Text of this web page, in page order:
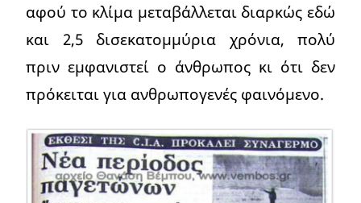
αφού το κλίμα μεταβάλλεται διαρκώς εδώ
και 2,5 δισεκατομμύρια χρόνια, πολύ
πριν εμφανιστεί ο άνθρωπος κι ότι δεν
πρόκειται για ανθρωπογενές φαινόμενο.